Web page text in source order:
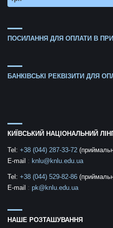
ПОСИЛАННЯ ДЛЯ ОПЛАТИ В
БАНКІВСЬКІ РЕКВІЗИТИ ДЛЯ
КИЇВСЬКИЙ НАЦІОНАЛЬНИЙ
Tel: +38 (044) 287-33-72
E-mail : knlu@knlu.edu.ua
Tel: +38 (044) 529-82-86
E-mail : pk@knlu.edu.ua
НАШЕ РОЗТАШУВАННЯ